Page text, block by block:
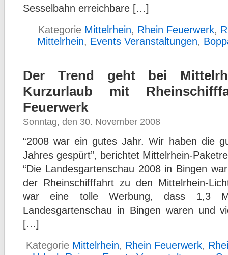
Sesselbahn erreichbare […]
Kategorie Mittelrhein, Rhein Feuerwerk,
Mittelrhein, Events Veranstaltungen,
Der Trend geht bei
Kurzurlaub mit
Feuerwerk
Sonntag, den 30. November 2008
“2008 war ein gutes Jahr. Wir haben die
Jahres gespürt”, berichtet Mittelrhein-
“Die Landesgartenschau 2008 in Bingen
der Rheinschifffahrt zu den Mittelrhein-
war eine tolle Werbung, dass 1,3
Landesgartenschau in Bingen waren und
[…]
Kategorie Mittelrhein, Rhein Feuerwerk,